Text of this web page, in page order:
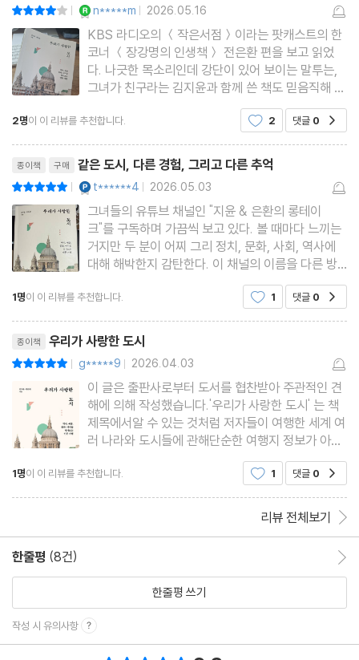
| n*****m | 2026.05.16
KBS 라디오의 ＜작은서점＞이라는 팟캐스트의 한
코너 ＜장강명의 인생책＞ 전은환 편을 보고 읽었
다. 나긋한 목소리인데 강단이 있어 보이는 말투는,
그녀가 친구라는 김지윤과 함께 쓴 책도 믿음직해 보
였다. 여덟 도시에 대해 썼다. 반은 가봤고(피렌체,
교토, 워싱턴 DC, 암스테리담), 반은 가보지 못했다
로 내 느낌을 떠올리게
2명이 이 리뷰를 추천합니다. 2 댓글 0
종이책 구매 같은 도시, 다른 경험, 그리고 다른 추억
| t******4 | 2026.05.03
그녀들의 유튜브 채널인 "지윤 & 은환의 롱테이
크"를 구독하며 가끔씩 보고 있다. 볼 때마다 느끼는
거지만 두 분이 어찌 그리 정치, 문화, 사회, 역사에
대해 해박한지 감탄한다. 이 채널의 이름을 다른 방
식으로 표현하자면 두 지식인의 "인문학 알쓸신잡",
아니 어쩌면 모든 사람들이 알길 바라는 내용을 수다
이 책을 냈다고 해
1명이 이 리뷰를 추천합니다. 1 댓글 0
종이책 우리가 사랑한 도시
| g*****9 | 2026.04.03
이 글은 출판사로부터 도서를 협찬받아 주관적인 견
해에 의해 작성했습니다.'우리가 사랑한 도시' 는 책
제목에서알 수 있는 것처럼 저자들이 여행한 세계 여
러 나라와 도시들에 관해단순한 여행지 정보가 아니
라도시와 관련되어 있는 다양한 인문학적 지식을 전
달하는책이다.걸어서 세계 속으로, 세계테마기행 등
1명이 이 리뷰를 추천합니다. 1 댓글 0
리뷰 전체보기
한줄평 (8건)
한줄평 쓰기
작성 시 유의사항